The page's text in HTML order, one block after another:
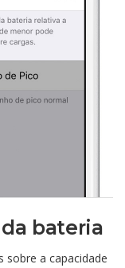
bateria
sobre a capacidade